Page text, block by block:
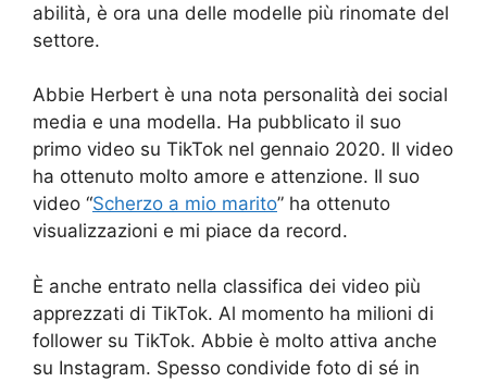
abilità, è ora una delle modelle più rinomate del
settore.
Abbie Herbert è una nota personalità dei social
media e una modella. Ha pubblicato il suo
primo video su TikTok nel gennaio 2020. Il video
ha ottenuto molto amore e attenzione. Il suo
video “Scherzo a mio marito” ha ottenuto
visualizzazioni e mi piace da record.
È anche entrato nella classifica dei video più
apprezzati di TikTok. Al momento ha milioni di
follower su TikTok. Abbie è molto attiva anche
su Instagram. Spesso condivide foto di sé in